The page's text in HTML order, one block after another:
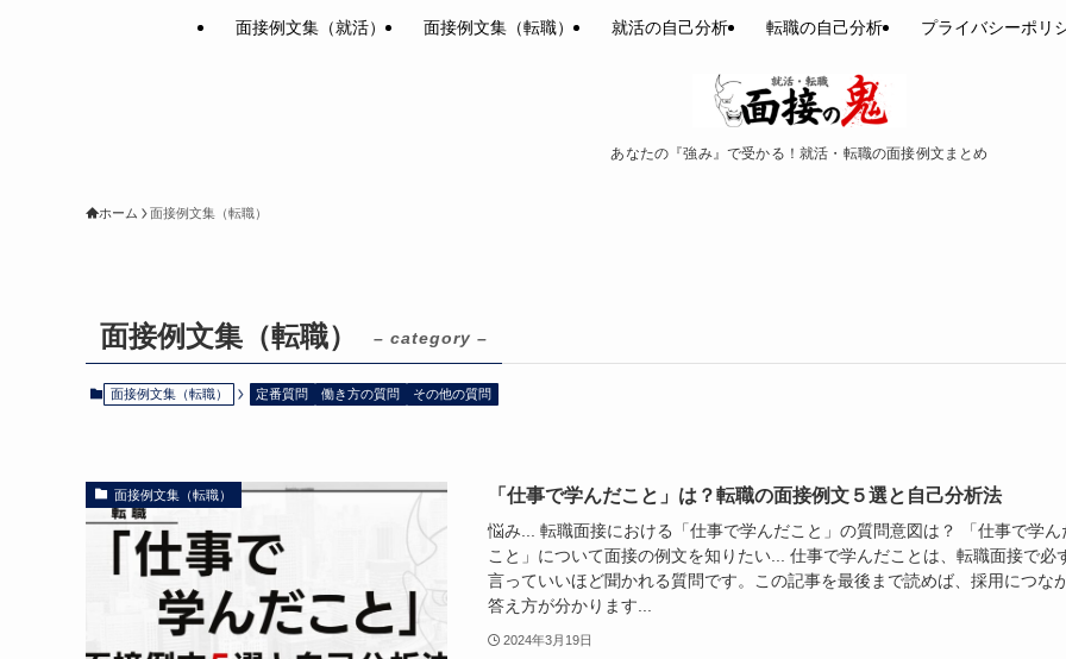
あなたの『強み』で受かる！就活・転職の面接例文まとめ
面接例文集（就活） 面接例文集（転職） 就活の自己分析 転職の自己分析 プライバシーポリ
ホーム 面接例文集（転職）
面接例文集（転職） – category –
面接例文集（転職） 定番質問 働き方の質問 その他の質問
面接例文集（転職） 「仕事で学んだこと」は？転職の面接例文５選と自己分析法
悩み... 転職面接における「仕事で学んだこと」の質問意図は？ 「仕事で学ん
こと」について面接の例文を知りたい... 仕事で学んだことは、転職面接で必
言っていいほど聞かれる質問です。この記事を最後まで読めば、採用につな
答え方が分かります...
2024年3月19日